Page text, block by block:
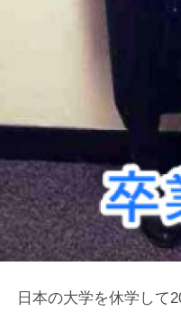
日本の大学を休学して